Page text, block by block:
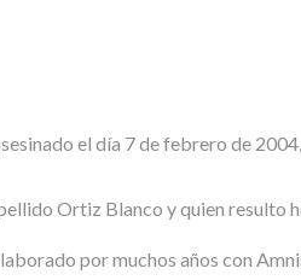
el día 7 de febrero de
Ortiz Blanco y quien resulto
por muchos años con